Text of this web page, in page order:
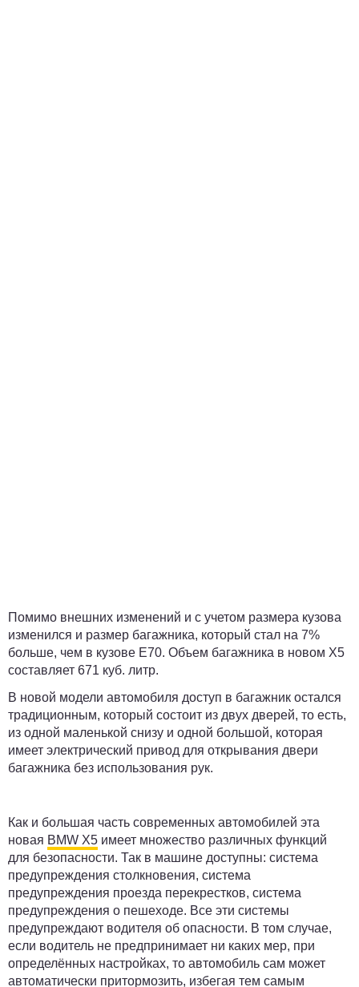
Помимо внешних изменений и с учетом размера кузова
изменился и размер багажника, который стал на 7%
больше, чем в кузове Е70. Объем багажника в новом Х5
составляет 671 куб. литр.
В новой модели автомобиля доступ в багажник остался
традиционным, который состоит из двух дверей, то есть,
из одной маленькой снизу и одной большой, которая
имеет электрический привод для открывания двери
багажника без использования рук.
Как и большая часть современных автомобилей эта
новая BMW X5 имеет множество различных функций
для безопасности. Так в машине доступны: система
предупреждения столкновения, система
предупреждения проезда перекрестков, система
предупреждения о пешеходе. Все эти системы
предупреждают водителя об опасности. В том случае,
если водитель не предпринимает ни каких мер, при
определённых настройках, то автомобиль сам может
автоматически притормозить, избегая тем самым